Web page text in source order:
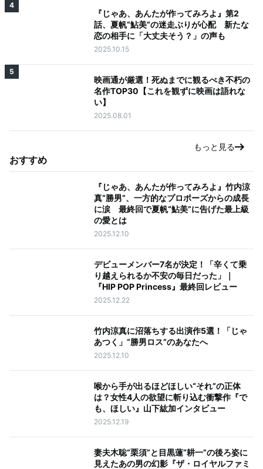
4
『じゃあ、あんたが作ってみろよ』第2
話、夏帆“鮎美”の迷走ぶりが心配 新たな
恋の相手に「大丈夫そう？」の声も
2025.10.15
5
映画通が厳選！死ぬまでに観るべき不朽の
名作TOP30【これを観ずに映画は語れな
い】
2025.08.01
もっと見る
おすすめ
『じゃあ、あんたが作ってみろよ』竹内涼
真“勝男”、一方的なプロポーズからの成長
に涙 最終回で夏帆“鮎美”に告げた最上級
の愛とは
2025.12.10
デビューメンバー7名が決定！「辛くて乗
り越えられるか不安の毎日だった」｜
『HIP POP Princess』最終回レビュー
2025.12.22
竹内涼真に沼落ちする出演作5選！「じゃ
あつく」“勝男ロス”のあなたへ
2025.12.10
喉から手が出るほどほしい“それ”の正体
は？女性4人の欲望に斬り込む衝撃作『で
も、ほしい』山下紘加インタビュー
2025.12.19
妻夫木聡“栗須”と目黒蓮“耕一”の後ろ姿に
見えたあの男の幻影『ザ・ロイヤルファミ